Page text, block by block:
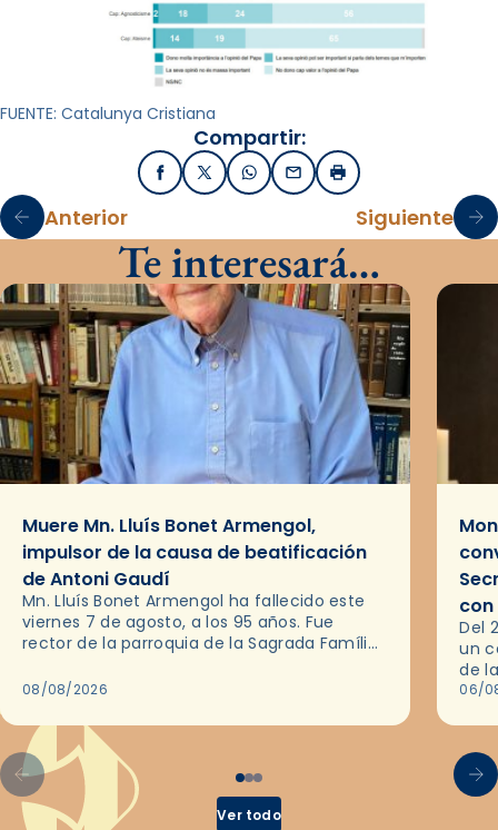
FUENTE: Catalunya Cristiana
Compartir:
FacebookX / TwitterWhatsApp
EmailImprimir
Anterior Siguiente
Te interesará…
Muere Mn. Lluís Bonet Armengol,
impulsor de la causa de beatificación
de Antoni Gaudí
Mn. Lluís Bonet Armengol ha fallecido este
viernes 7 de agosto, a los 95 años. Fue
rector de la parroquia de la Sagrada Família
08/08/2026
Del
un
de
en
06/
Ver todo